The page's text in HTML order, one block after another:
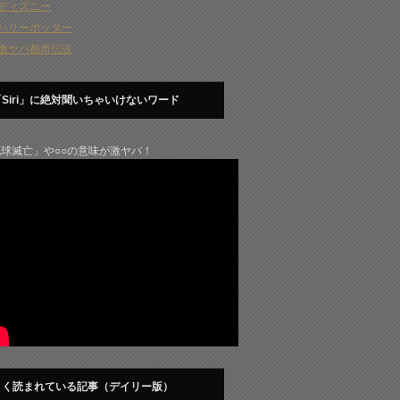
ィズニー
リーポッター
ヤバ都市伝説
」に絶対聞いちゃいけないワード
滅亡」や○○の意味が激ヤバ！
読まれている記事（デイリー版）